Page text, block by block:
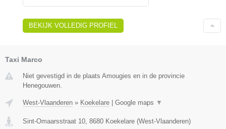
BEKIJK VOLLEDIG PROFIEL
Taxi Marco
Niet gevestigd in de plaats Amougies en in de provincie
Henegouwen.
West-Vlaanderen » Koekelare Google maps ▼
Sint-Omaarsstraat 10 8680 Koekelare (West-Vlaanderen)